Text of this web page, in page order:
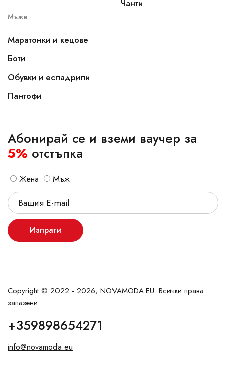
Чанти
Мъже
Маратонки и кецове
Боти
Обувки и еспадрили
Пантофи
Абонирай се и вземи ваучер за
5% отстъпка
Жена Мъж
Изпрати
Copyright © 2022 - 2026, NOVAMODA.EU. Всички права
запазени.
+359898654271
info@novamoda.eu